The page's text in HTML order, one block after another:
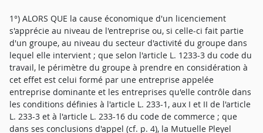
1°) ALORS QUE la cause économique d'un licenciement
s'apprécie au niveau de l'entreprise ou, si celle-ci fait partie
d'un groupe, au niveau du secteur d'activité du groupe dans
lequel elle intervient ; que selon l'article L. 1233-3 du code du
travail, le périmètre du groupe à prendre en considération à
cet effet est celui formé par une entreprise appelée
entreprise dominante et les entreprises qu'elle contrôle dans
les conditions définies à l'article L. 233-1, aux I et II de l'article
L. 233-3 et à l'article L. 233-16 du code de commerce ; que
dans ses conclusions d'appel (cf. p. 4), la Mutuelle Pleyel